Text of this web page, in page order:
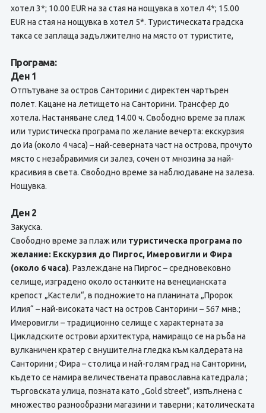
хотел 3*; 10.00 EUR на за стая на нощувка в хотел 4*; 15.00
EUR на стая на нощувка в хотел 5*. Туристическата градска
такса се заплаща задължително на място от туристите,
Програма:
Ден 1
Отпътуване за остров Санторини с директен чартърен
полет. Кацане на летището на Санторини. Трансфер до
хотела. Настаняване след 14.00 ч. Свободно време за плаж
или туристическа програма по желание вечерта: екскурзия
до Иа (около 4 часа) – най-северната част на острова, прочутo
място с незабравимия си залез, сочен от мнозина за най-
красивия в света. Свободно време за наблюдаване на залеза.
Нощувка.
Ден 2
Закуска.
Свободно време за плаж или туристическа програма по
желание: Екскурзия до Пиргос, Имеровигли и Фира
(около 6 часа). Разлеждане на Пиргос – средновековно
селище, изградено около останките на венецианската
крепост „Кастели“, в подножието на планината „Пророк
Илия“ – най-високата част на остров Санторини – 567 мнв.;
Имеровигли – традиционно селище с характерната за
Цикладските острови архитектура, намиращо се на ръба на
вулканичен кратер с внушителна гледка към калдерата на
Санторини ; Фира – столица и най-голям град на Санторини,
където се намира величественaта православна катедрала ;
търговската улица, позната като „Gold street”, изпълнена с
множество разнообразни магазини и таверни ; католическата